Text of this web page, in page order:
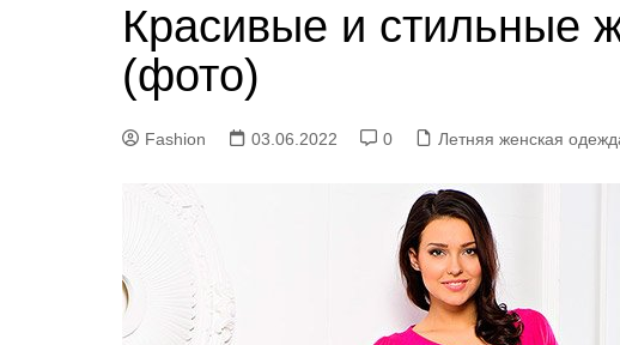
Зимняя женская одежда
Купальники и одежда для
пляжа
Зимняя женская обувь
Красивые и стильные
(фото)
Fashion 03.06.2022 0 Летняя женская